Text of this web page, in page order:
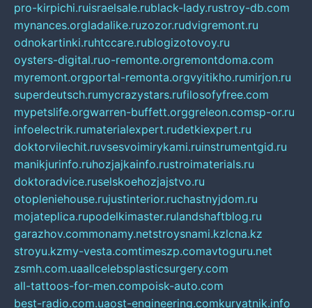
pro-kirpichi.ruisraelsale.rublack-lady.rustroy-db.com
mynances.orgladalike.ruzozor.rudvigremont.ru
odnokartinki.ruhtccare.rublogizotovoy.ru
oysters-digital.ruo-remonte.orgremontdoma.com
myremont.orgportal-remonta.orgvyitikho.rumirjon.ru
superdeutsch.rumycrazystars.rufilosofyfree.com
mypetslife.orgwarren-buffett.orggreleon.comsp-or.ru
infoelectrik.rumaterialexpert.rudetkiexpert.ru
doktorvilechit.ruvsesvoimirykami.ruinstrumentgid.ru
manikjurinfo.ruhozjajkainfo.rustroimaterials.ru
doktoradvice.ruselskoehozjajstvo.ru
otopleniehouse.rujustinterior.ruchastnyjdom.ru
mojateplica.rupodelkimaster.rulandshaftblog.ru
garazhov.commonamy.netstroysnami.kzlcna.kz
stroyu.kzmy-vesta.comtimeszp.comavtoguru.net
zsmh.com.uaallcelebsplasticsurgery.com
all-tattoos-for-men.compoisk-auto.com
best-radio.com.uaost-engineering.comkuryatnik.info